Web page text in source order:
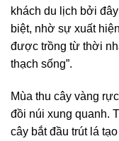
khách du lịch bởi
biệt, nhờ sự xuất
được trồng từ thời
thạch sống”.
Mùa thu cây vàng
đồi núi xung quanh.
cây bắt đầu trút lá